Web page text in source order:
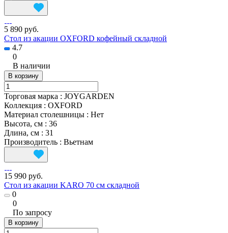
5 890 руб.
Стол из акации OXFORD кофейный складной
4.7
0
В наличии
В корзину
Торговая марка : JOYGARDEN
Коллекция : OXFORD
Материал столешницы : Нет
Высота, см : 36
Длина, см : 31
Производитель : Вьетнам
15 990 руб.
Стол из акации KARO 70 см складной
0
0
По запросу
В корзину